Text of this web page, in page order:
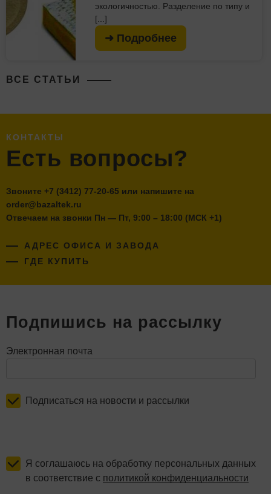
экологичностью. Разделение по типу и
[...]
➜ Подробнее
ВСЕ СТАТЬИ
КОНТАКТЫ
Есть вопросы?
Звоните +7 (3412) 77-20-65 или напишите на
order@bazaltek.ru
Отвечаем на звонки Пн — Пт, 9:00 – 18:00 (МСК +1)
АДРЕС ОФИСА И ЗАВОДА
ГДЕ КУПИТЬ
Подпишись на рассылку
Электронная почта
Подписаться на новости и рассылки
Я соглашаюсь на обработку персональных данных
в соответствие с политикой конфиденциальности